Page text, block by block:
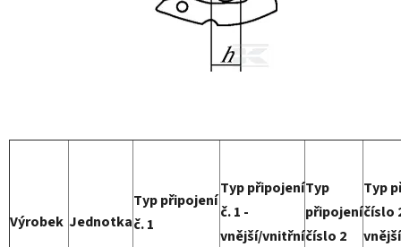
Výrobek Jednotka
Typ připojení
č. 1
Typ připojení
č. 1 -
vnější/vnitřní
Typ
připojení
číslo 2
Typ
číslo